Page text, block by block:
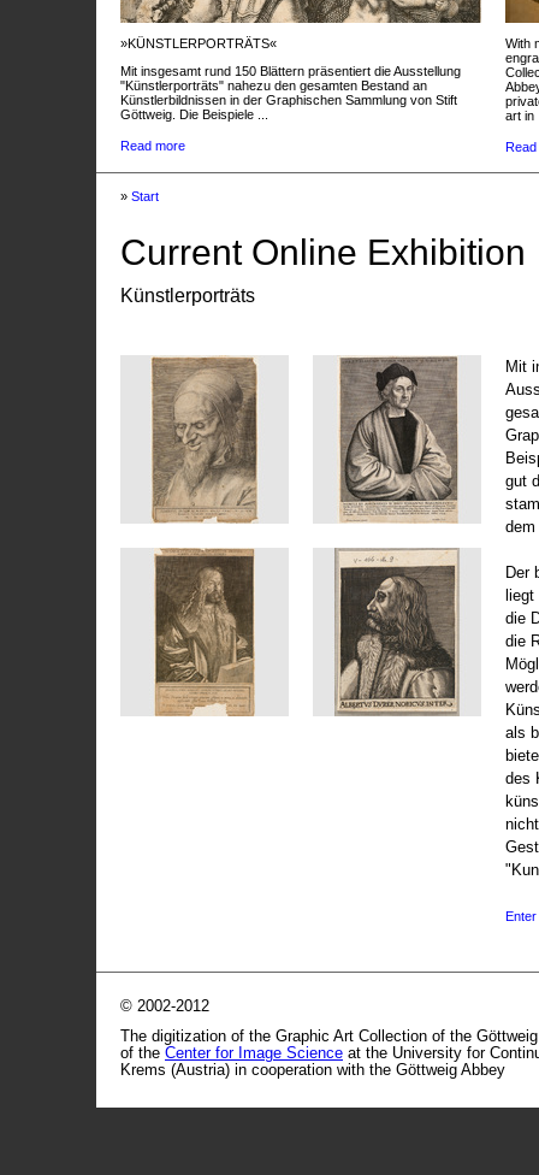
»KÜNSTLERPORTRÄTS«
Mit insgesamt rund 150 Blättern präsentiert die Ausstellung
"Künstlerporträts" nahezu den gesamten Bestand an
Künstlerbildnissen in der Graphischen Sammlung von Stift
Göttweig. Die Beispiele ...
Read more
With
art in
» Start
Current Online Exhibition
Künstlerporträts
Mit
gut
dem
Der
die
die
als
des
Enter
© 2002-2012
The digitization of the Graphic Art Collection of the
of the Center for Image Science at the University for
Krems (Austria) in cooperation with the Göttweig Abbey